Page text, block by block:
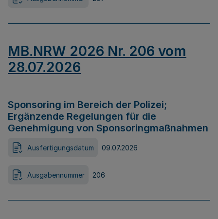
MB.NRW 2026 Nr. 206 vom
28.07.2026
Sponsoring im Bereich der Polizei;
Ergänzende Regelungen für die
Genehmigung von Sponsoringmaßnahmen
Ausfertigungsdatum 09.07.2026
Ausgabennummer 206